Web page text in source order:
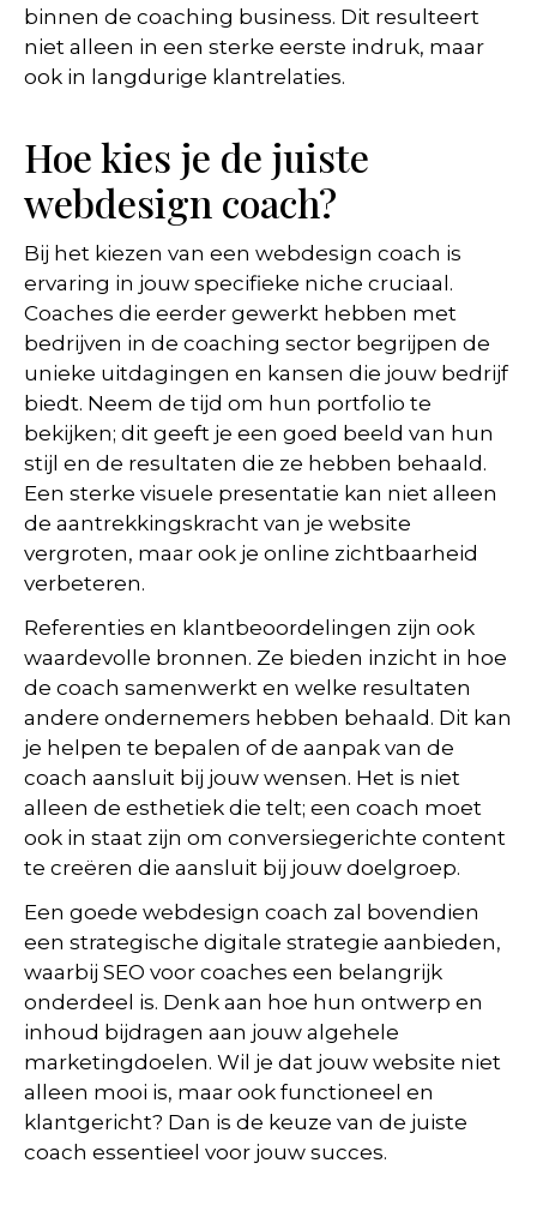
binnen de coaching business. Dit resulteert
niet alleen in een sterke eerste indruk, maar
ook in langdurige klantrelaties.
Hoe kies je de juiste
webdesign coach?
Bij het kiezen van een webdesign coach is
ervaring in jouw specifieke niche cruciaal.
Coaches die eerder gewerkt hebben met
bedrijven in de coaching sector begrijpen de
unieke uitdagingen en kansen die jouw bedrijf
biedt. Neem de tijd om hun portfolio te
bekijken; dit geeft je een goed beeld van hun
stijl en de resultaten die ze hebben behaald.
Een sterke visuele presentatie kan niet alleen
de aantrekkingskracht van je website
vergroten, maar ook je online zichtbaarheid
verbeteren.
Referenties en klantbeoordelingen zijn ook
waardevolle bronnen. Ze bieden inzicht in hoe
de coach samenwerkt en welke resultaten
andere ondernemers hebben behaald. Dit kan
je helpen te bepalen of de aanpak van de
coach aansluit bij jouw wensen. Het is niet
alleen de esthetiek die telt; een coach moet
ook in staat zijn om conversiegerichte content
te creëren die aansluit bij jouw doelgroep.
Een goede webdesign coach zal bovendien
een strategische digitale strategie aanbieden,
waarbij SEO voor coaches een belangrijk
onderdeel is. Denk aan hoe hun ontwerp en
inhoud bijdragen aan jouw algehele
marketingdoelen. Wil je dat jouw website niet
alleen mooi is, maar ook functioneel en
klantgericht? Dan is de keuze van de juiste
coach essentieel voor jouw succes.